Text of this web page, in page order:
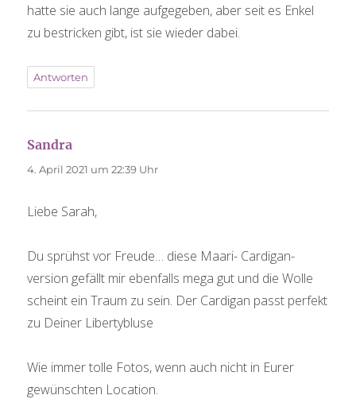
hatte sie auch lange aufgegeben, aber seit es Enkel
zu bestricken gibt, ist sie wieder dabei.
Antworten
Sandra
4. April 2021 um 22:39 Uhr
Liebe Sarah,
Du sprühst vor Freude… diese Maari- Cardigan-
version gefällt mir ebenfalls mega gut und die Wolle
scheint ein Traum zu sein. Der Cardigan passt perfekt
zu Deiner Libertybluse
Wie immer tolle Fotos, wenn auch nicht in Eurer
gewünschten Location.